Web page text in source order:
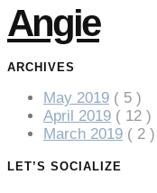
Angie
ARCHIVES
May 2019 ( 5 )
April 2019 ( 12 )
March 2019 ( 2 )
LET’S SOCIALIZE